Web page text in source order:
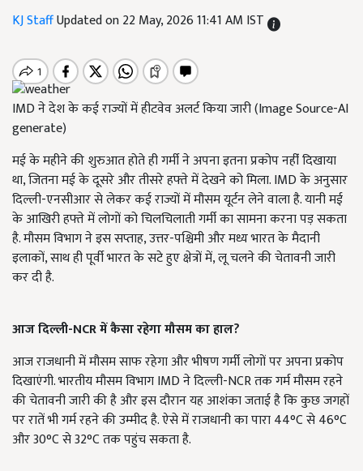
KJ StaffUpdated on 22 May, 2026 11:41 AM IST
IMD ने देश के कई राज्यों में हीटवेव अलर्ट किया जारी (Image Source-AI
generate)
मई के महीने की शुरुआत होते ही गर्मी ने अपना इतना प्रकोप नहींं दिखाया
था, जितना मई के दूसरे और तीसरे हफ्ते में देखने को मिला. IMD के अनुसार
दिल्ली-एनसीआर से लेकर कई राज्यों में मौसम यूर्टन लेने वाला है. यानी मई
के आखिरी हफ्ते में लोगों को चिलचिलाती गर्मी का सामना करना पड़ सकता
है. मौसम विभाग ने इस सप्ताह, उत्तर-पश्चिमी और मध्य भारत के मैदानी
इलाकों, साथ ही पूर्वी भारत के सटे हुए क्षेत्रों में, लू चलने की चेतावनी जारी
कर दी है.
आज दिल्ली-NCR में कैसा रहेगा मौसम का हाल?
आज राजधानी में मौसम साफ रहेगा और भीषण गर्मी लोगों पर अपना प्रकोप
दिखाएंगी. भारतीय मौसम विभाग IMD ने दिल्ली-NCR तक गर्म मौसम रहने
की चेतावनी जारी की है और इस दौरान यह आशंका जताई है कि कुछ जगहों
पर रातें भी गर्म रहने की उम्मीद है. ऐसे में राजधानी का पारा 44°C से 46°C
और 30°C से 32°C तक पहुंच सकता है.